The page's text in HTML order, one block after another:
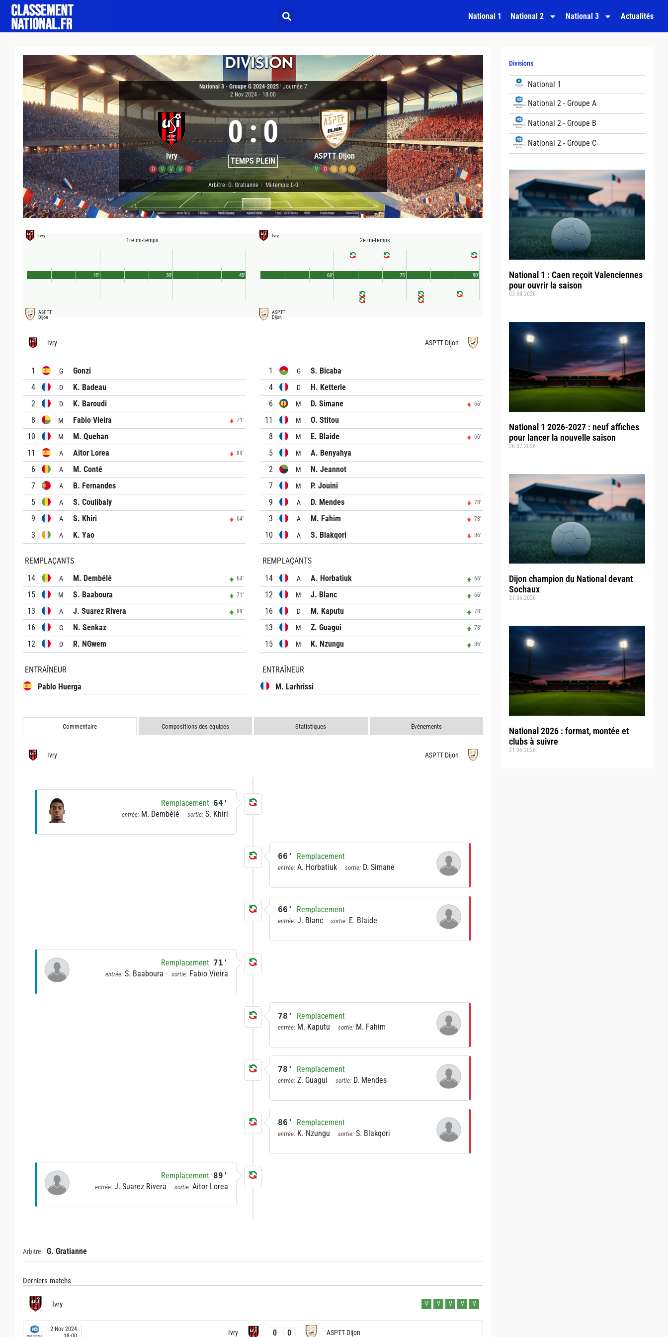
National 1 National 2 National 3 Actualités
Divisions
National 1
National 2 - Groupe A
National 2 - Groupe B
National 2 - Groupe C
National 1 : Caen reçoit Valenciennes
pour ouvrir la saison
03.08.2026
National 1 2026-2027 : neuf affiches
pour lancer la nouvelle saison
26.07.2026
Dijon champion du National devant
Sochaux
21.06.2026
National 2026 : format, montée et
clubs à suivre
21.06.2026
National 3 - Groupe G 2024-2025
Journée 7
2 Nov 2024 - 18:00
Ivry
D V V V D
0:0
TEMPS PLEIN ASPTT Dijon
V D N N N
Arbitre: G. Gratianne Mi-temps: 0-0
Ivry
1re mi-temps
ASPTT
Dijon
45'
15' 30'
Ivry
2e mi-temps
ASPTT
Dijon
90'
60' 75'
Ivry
1 G
Gonzi
4
D
K. Badeau
2
D
K. Baroudi
8
M Fabio Vieira 71'
10 M
M. Quehan
11
A Aitor Lorea 89'
6 A
M. Conté
7
A
B. Fernandes
5
A
S. Coulibaly
9
A S. Khiri 64'
3 A K. Yao
REMPLAÇANTS
14
A M. Dembélé 64'
15 M S. Baaboura 71'
13 A J. Suarez Rivera 89'
16 G
N. Senkaz
12
D R. NGwem
ENTRAÎNEUR
Pablo Huerga
ASPTT Dijon
1 G
S. Bicaba
4
D
H. Ketterle
6
M D. Simane 66'
11 M
O. Stitou
8
M E. Blaide 66'
5 M
A. Benyahya
2
M
N. Jeannot
7
M
P. Jouini
9
A D. Mendes 78'
3 A M. Fahim 78'
10 A S. Blakqori 86'
REMPLAÇANTS
14
A A. Horbatiuk 66'
12 M J. Blanc 66'
16 D M. Kaputu 78'
13 M Z. Guagui 78'
15 M K. Nzungu 86'
ENTRAÎNEUR
M. Larhrissi
Commentaire Compositions des équipes Statistiques Événements
Ivry ASPTT Dijon
Remplacement 64'
entrée: M. Dembélé sortie: S. Khiri
66' Remplacement
entrée: A. Horbatiuk sortie: D. Simane
66' Remplacement
entrée: J. Blanc sortie: E. Blaide
Remplacement 71'
entrée: S. Baaboura sortie: Fabio Vieira
78' Remplacement
entrée: M. Kaputu sortie: M. Fahim
78' Remplacement
entrée: Z. Guagui sortie: D. Mendes
86' Remplacement
entrée: K. Nzungu sortie: S. Blakqori
Remplacement 89'
entrée: J. Suarez Rivera sortie: Aitor Lorea
Arbitre: G. Gratianne
Derniers matchs
Ivry V V V V V
2 Nov 2024
Ivry 0 0 ASPTT Dijon